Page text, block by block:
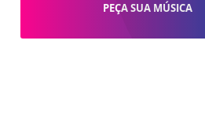
PEÇA SUA MÚSICA